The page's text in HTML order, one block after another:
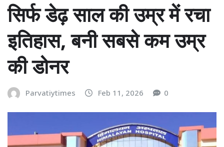
सिर्फ डेढ़ साल की उम्र में रचा
इतिहास, बनी सबसे कम उम्र
की डोनर
Parvatiytimes Feb 11, 2026 0